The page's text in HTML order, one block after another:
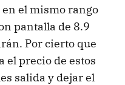
el mismo rango
pantalla de 8.9
Por cierto que
el precio de estos
salida y dejar el